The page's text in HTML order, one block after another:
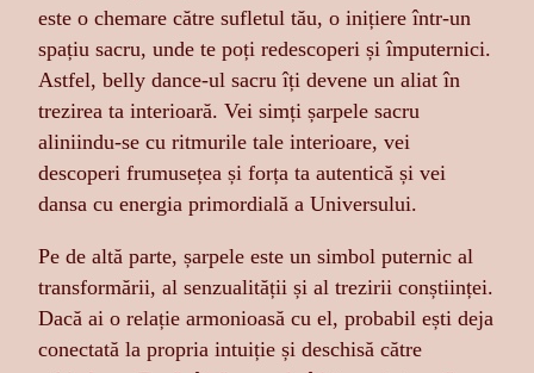
este o chemare către sufletul tău, o inițiere într-un
spațiu sacru, unde te poți redescoperi și împuternici.
Astfel, belly dance-ul sacru îți devene un aliat în
trezirea ta interioară. Vei simți șarpele sacru
aliniindu-se cu ritmurile tale interioare, vei
descoperi frumusețea și forța ta autentică și vei
dansa cu energia primordială a Universului.
Pe de altă parte, șarpele este un simbol puternic al
transformării, al senzualității și al trezirii conștiinței.
Dacă ai o relație armonioasă cu el, probabil ești deja
conectată la propria intuiție și deschisă către